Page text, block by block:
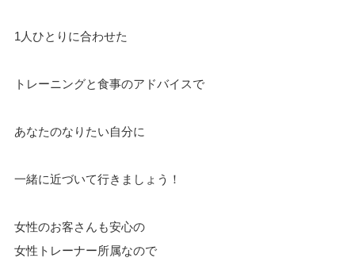
1 人ひとりに合わせた
トレーニングと食事のアドバイスで
あなたのなりたい自分に
一緒に近づいて行きましょう！
女性のお客さんも安心の
女性トレーナー所属なので